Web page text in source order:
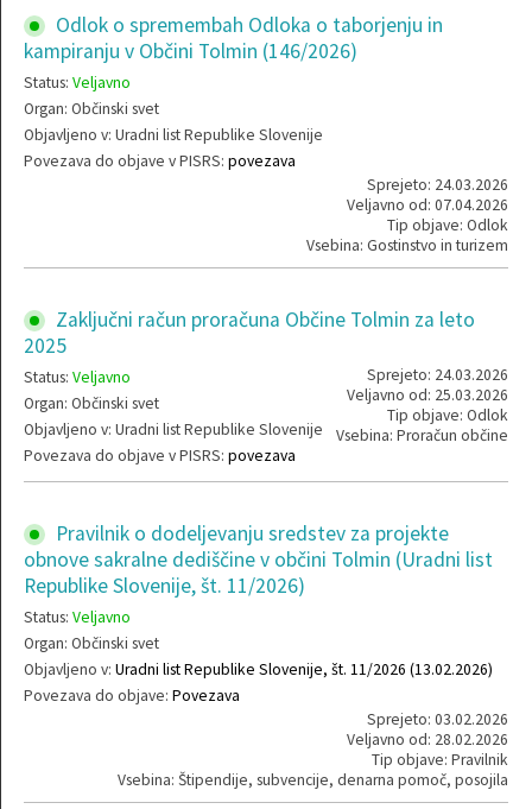
Odlok o spremembah Odloka o taborjenju in
kampiranju v Občini Tolmin (146/2026)
Status: Veljavno
Organ: Občinski svet
Objavljeno v: Uradni list Republike Slovenije
Povezava do objave v PISRS: povezava
Sprejeto: 24.03.2026
Veljavno od: 07.04.2026
Tip objave: Odlok
Vsebina: Gostinstvo in turizem
Zaključni račun proračuna Občine Tolmin za leto
2025
Status: Veljavno
Organ: Občinski svet
Objavljeno v: Uradni list Republike Slovenije
Povezava do objave v PISRS: povezava
Sprejeto: 24.03.2026
Veljavno od: 25.03.2026
Tip objave: Odlok
Vsebina: Proračun občine
Pravilnik o dodeljevanju sredstev za projekte
obnove sakralne dediščine v občini Tolmin (Uradni list
Republike Slovenije, št. 11/2026)
Status: Veljavno
Organ: Občinski svet
Objavljeno v: Uradni list Republike Slovenije, št. 11/2026 (13.02.2026)
Povezava do objave: Povezava
Sprejeto: 03.02.2026
Veljavno od: 28.02.2026
Tip objave: Pravilnik
Vsebina: Štipendije, subvencije, denarna pomoč, posojila